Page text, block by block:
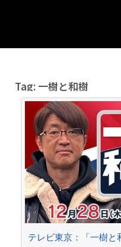
Tag: 一樹と和樹
テレビ東京：「一樹と